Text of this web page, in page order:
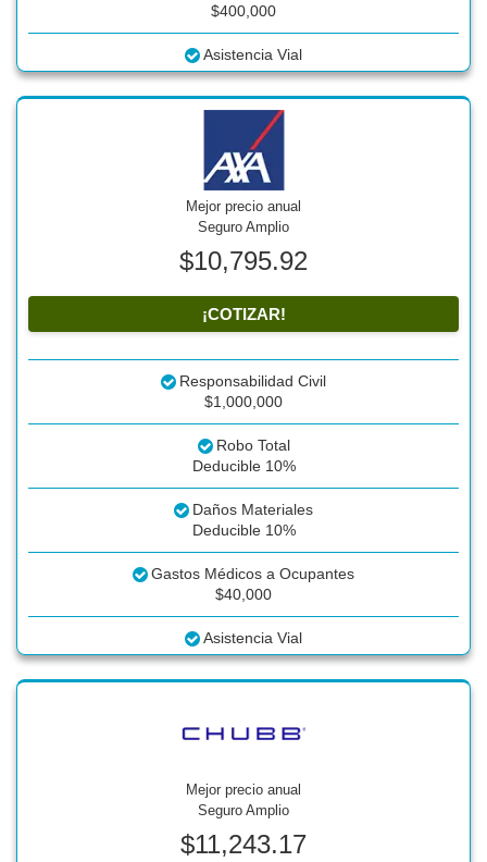
$400,000
Asistencia Vial
Mejor precio anual
Seguro Amplio
$10,795.92
¡COTIZAR!
Responsabilidad Civil
$1,000,000
Robo Total
Deducible 10%
Daños Materiales
Deducible 10%
Gastos Médicos a Ocupantes
$40,000
Asistencia Vial
Mejor precio anual
Seguro Amplio
$11,243.17